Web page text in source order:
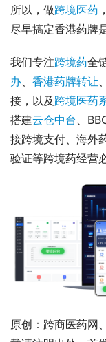
所以，做跨境医药
尽早搞定香港药牌
我们专注跨境药全
办、 香港药牌转让、
接，以及 跨境医药
搭建云仓中台 、
接跨境支付、海外
验证等跨境药经营
原创：跨商医药网